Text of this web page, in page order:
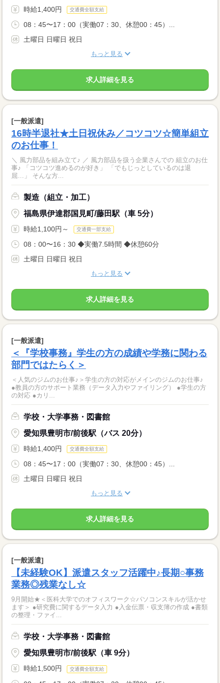
時給1,400円 交通費全額支給
08：45〜17：00（実働07：30、休憩00：45）...
土曜日 日曜日 祝日
もっと見る
求人詳細を見る
[一般派遣]
16時半退社★土日祝休み／コツコツ☆簡単組立
のお仕事！
＼ 風力部品を組み立て♪ ／ 風力部品を扱う企業さんでの 組立のお仕
事♪ 「コツコツ進めるのが好き」 「でもじっとしているのは退
屈…」 そんな方...
製造（組立・加工）
福島県伊達郡国見町/藤田駅（車 5分）
時給1,100円～ 交通費一部支給
08：00〜16：30 ◆実働7.5時間 ◆休憩60分
土曜日 日曜日 祝日
もっと見る
求人詳細を見る
[一般派遣]
＜『学校事務』学生の方の成績や学務に関わる
部門ではたらく＞
＜人気のジムのお仕事♪＞学生の方の対応がメインのジムのお仕事♪
●教員の方のサポート業務（データ入力やファイリング） ●学生の方
の対応 ●カリ...
学校・大学事務・図書館
愛知県豊明市/前後駅（バス 20分）
時給1,400円 交通費全額支給
08：45〜17：00（実働07：30、休憩00：45）...
土曜日 日曜日 祝日
もっと見る
求人詳細を見る
[一般派遣]
【未経験OK】派遣スタッフ活躍中♪長期○事務
業務◎残業なし☆
9月開始★＜医科大学でのオフィスワーク☆パソコンスキルが活かせ
ます＞ ●研究費に関するデータ入力 ●入金伝票・収支簿の作成 ●書類
の整理・ファイ...
学校・大学事務・図書館
愛知県豊明市/前後駅（車 9分）
時給1,500円 交通費全額支給